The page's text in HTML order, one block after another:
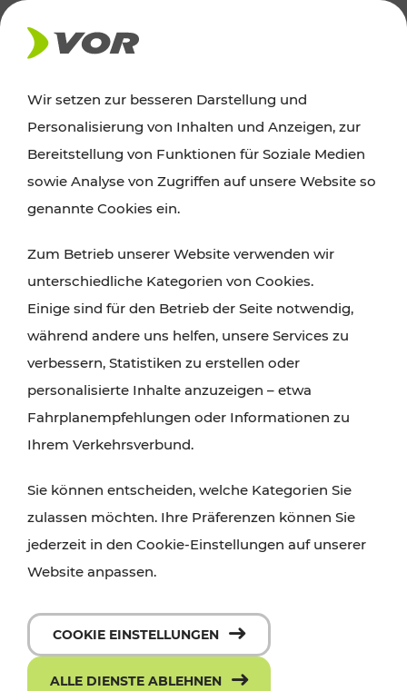
AKTUELLES
Ausflugstipps
Wien, Niederösterreich und das Burgenland
Wanderungen, Kultur und Gastronomie,
Radtouren oder purer Naturgenuss – viele
Attraktionen sind mit den Ticket- und Fahrplan-
Angeboten des VOR gut und schnell erreichbar.
Wir setzen zur besseren Darstellung und
Personalisierung von Inhalten und Anzeigen, zur
Bereitstellung von Funktionen für Soziale Medien
sowie Analyse von Zugriffen auf unsere Website so
genannte Cookies ein.
Zum Betrieb unserer Website verwenden wir
unterschiedliche Kategorien von Cookies.
Einige sind für den Betrieb der Seite notwendig,
während andere uns helfen, unsere Services zu
verbessern, Statistiken zu erstellen oder
personalisierte Inhalte anzuzeigen – etwa
Fahrplanempfehlungen oder Informationen zu
Ihrem Verkehrsverbund.
Sie können entscheiden, welche Kategorien Sie
zulassen möchten. Ihre Präferenzen können Sie
jederzeit in den Cookie-Einstellungen auf unserer
Website anpassen.
COOKIE EINSTELLUNGEN
ALLE DIENSTE ABLEHNEN